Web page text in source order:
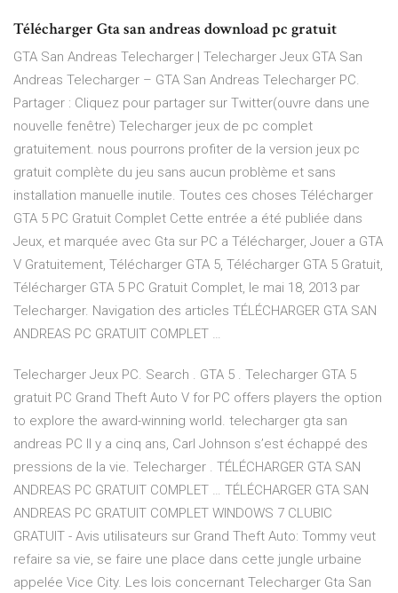
Télécharger Gta san andreas download pc gratuit
GTA San Andreas Telecharger | Telecharger Jeux GTA San
Andreas Telecharger – GTA San Andreas Telecharger PC.
Partager : Cliquez pour partager sur Twitter(ouvre dans une
nouvelle fenêtre) Telecharger jeux de pc complet
gratuitement. nous pourrons profiter de la version jeux pc
gratuit complète du jeu sans aucun problème et sans
installation manuelle inutile. Toutes ces choses Télécharger
GTA 5 PC Gratuit Complet Cette entrée a été publiée dans
Jeux, et marquée avec Gta sur PC a Télécharger, Jouer a GTA
V Gratuitement, Télécharger GTA 5, Télécharger GTA 5 Gratuit,
Télécharger GTA 5 PC Gratuit Complet, le mai 18, 2013 par
Telecharger. Navigation des articles TÉLÉCHARGER GTA SAN
ANDREAS PC GRATUIT COMPLET …
Telecharger Jeux PC. Search . GTA 5 . Telecharger GTA 5
gratuit PC Grand Theft Auto V for PC offers players the option
to explore the award-winning world. telecharger gta san
andreas PC Il y a cinq ans, Carl Johnson s’est échappé des
pressions de la vie. Telecharger . TÉLÉCHARGER GTA SAN
ANDREAS PC GRATUIT COMPLET … TÉLÉCHARGER GTA SAN
ANDREAS PC GRATUIT COMPLET WINDOWS 7 CLUBIC
GRATUIT - Avis utilisateurs sur Grand Theft Auto: Tommy veut
refaire sa vie, se faire une place dans cette jungle urbaine
appelée Vice City. Les lois concernant Telecharger Gta San